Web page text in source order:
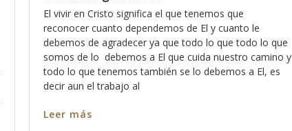
El vivir en Cristo significa el que tenemos que
reconocer cuanto dependemos de El y cuanto le
debemos de agradecer ya que todo lo que todo lo que
somos de lo debemos a El que cuida nuestro camino y
todo lo que tenemos también se lo debemos a El, es
decir aun el trabajo al
Leer más